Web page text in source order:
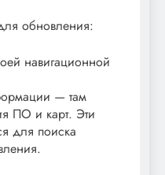
обновления:
навигационной
— там
ПО и карт. Эти
для поиска